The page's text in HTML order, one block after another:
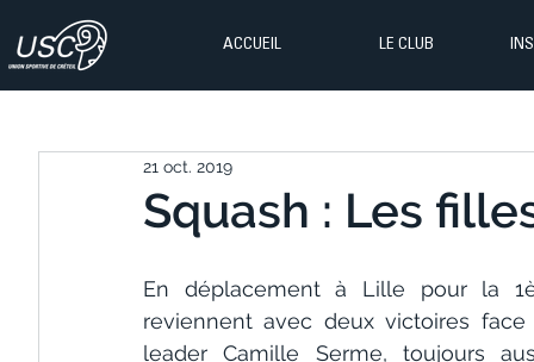
ACCUEIL LE CLUB
Squash : Les
21 oct. 2019
En déplacement à Lille pour la
reviennent avec deux victoires
leader Camille Serme, toujours